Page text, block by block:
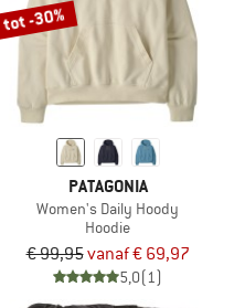
tot -30%
PATAGONIA
Women's Daily Hoody
Hoodie
€ 99,95vanaf € 69,97
5,0(1)